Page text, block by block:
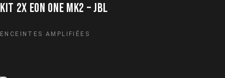
KIT 2X EON ONE MK2 – JBL
ENCEINTES AMPLIFIÉES